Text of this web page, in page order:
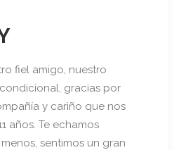
fiel amigo, nuestro
gracias por
y cariño que nos
años. Te echamos
sentimos un gran